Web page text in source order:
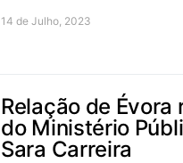
14 de Julho, 2023
Relação de
do Ministério
Sara Carreira